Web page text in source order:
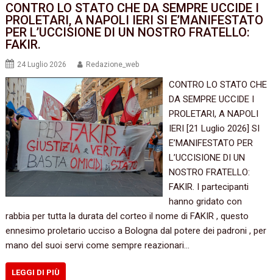
CONTRO LO STATO CHE DA SEMPRE UCCIDE I
PROLETARI, A NAPOLI IERI SI E’MANIFESTATO
PER L’UCCISIONE DI UN NOSTRO FRATELLO:
FAKIR.
24 Luglio 2026 Redazione_web
CONTRO LO STATO CHE
DA SEMPRE UCCIDE I
PROLETARI, A NAPOLI
IERI [21 Luglio 2026] SI
E’MANIFESTATO PER
L’UCCISIONE DI UN
NOSTRO FRATELLO:
FAKIR. I partecipanti
hanno gridato con
rabbia per tutta la durata del corteo il nome di FAKIR , questo
ennesimo proletario ucciso a Bologna dal potere dei padroni , per
mano del suoi servi come sempre reazionari…
LEGGI DI PIÙ